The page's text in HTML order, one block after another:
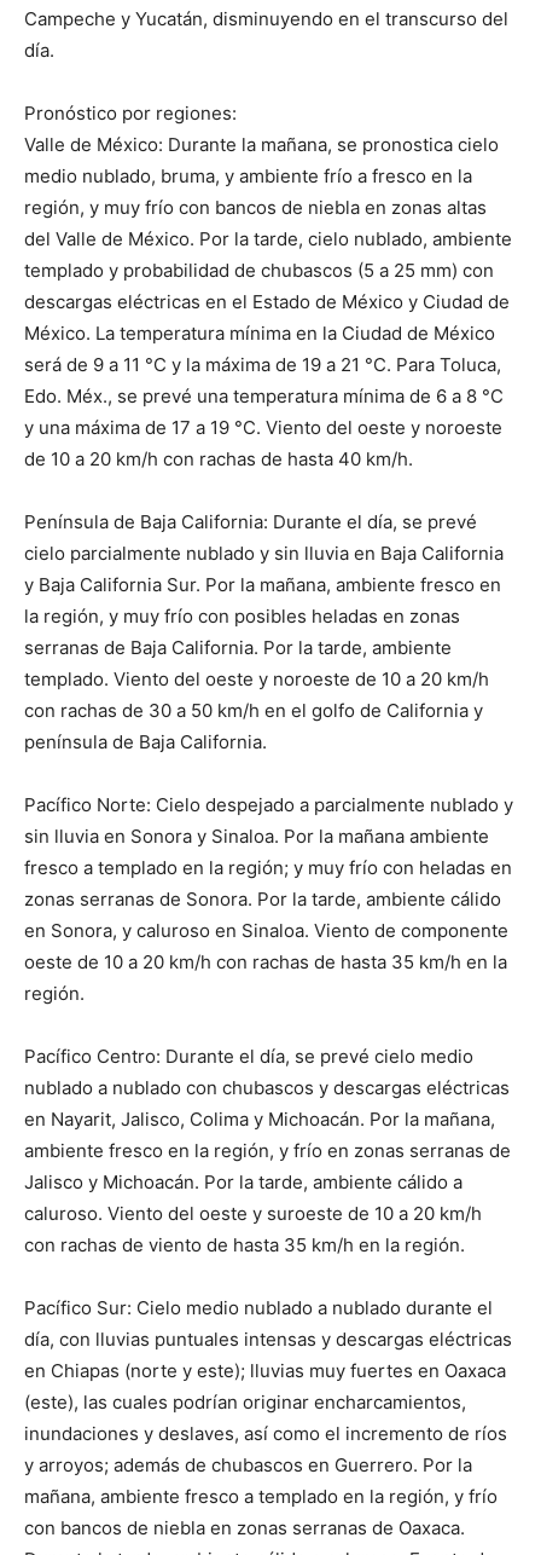
Campeche y Yucatán, disminuyendo en el transcurso del
día.
Pronóstico por regiones:
Valle de México: Durante la mañana, se pronostica cielo
medio nublado, bruma, y ambiente frío a fresco en la
región, y muy frío con bancos de niebla en zonas altas
del Valle de México. Por la tarde, cielo nublado, ambiente
templado y probabilidad de chubascos (5 a 25 mm) con
descargas eléctricas en el Estado de México y Ciudad de
México. La temperatura mínima en la Ciudad de México
será de 9 a 11 °C y la máxima de 19 a 21 °C. Para Toluca,
Edo. Méx., se prevé una temperatura mínima de 6 a 8 °C
y una máxima de 17 a 19 °C. Viento del oeste y noroeste
de 10 a 20 km/h con rachas de hasta 40 km/h.
Península de Baja California: Durante el día, se prevé
cielo parcialmente nublado y sin lluvia en Baja California
y Baja California Sur. Por la mañana, ambiente fresco en
la región, y muy frío con posibles heladas en zonas
serranas de Baja California. Por la tarde, ambiente
templado. Viento del oeste y noroeste de 10 a 20 km/h
con rachas de 30 a 50 km/h en el golfo de California y
península de Baja California.
Pacífico Norte: Cielo despejado a parcialmente nublado y
sin lluvia en Sonora y Sinaloa. Por la mañana ambiente
fresco a templado en la región; y muy frío con heladas en
zonas serranas de Sonora. Por la tarde, ambiente cálido
en Sonora, y caluroso en Sinaloa. Viento de componente
oeste de 10 a 20 km/h con rachas de hasta 35 km/h en la
región.
Pacífico Centro: Durante el día, se prevé cielo medio
nublado a nublado con chubascos y descargas eléctricas
en Nayarit, Jalisco, Colima y Michoacán. Por la mañana,
ambiente fresco en la región, y frío en zonas serranas de
Jalisco y Michoacán. Por la tarde, ambiente cálido a
caluroso. Viento del oeste y suroeste de 10 a 20 km/h
con rachas de viento de hasta 35 km/h en la región.
Pacífico Sur: Cielo medio nublado a nublado durante el
día, con lluvias puntuales intensas y descargas eléctricas
en Chiapas (norte y este); lluvias muy fuertes en Oaxaca
(este), las cuales podrían originar encharcamientos,
inundaciones y deslaves, así como el incremento de ríos
y arroyos; además de chubascos en Guerrero. Por la
mañana, ambiente fresco a templado en la región, y frío
con bancos de niebla en zonas serranas de Oaxaca.